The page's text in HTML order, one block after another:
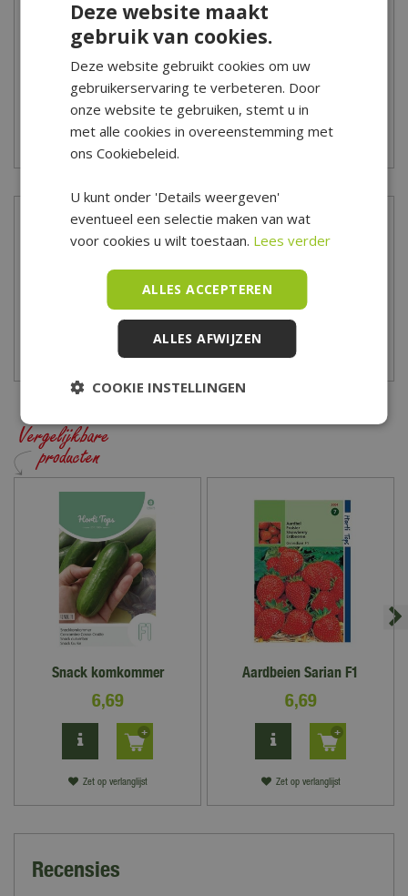
hierde veelgestelde vragen bekijken. Kom je er toch niet
uit? Dan kun je altijd contact opnemen met onze klantenservice
*Is alleen geldig op tuinsets, loungesets, tuinstoelen, tuintafels,
tuinbanken, ligbanken, parasols, parasolvoeten, tuinmeubel
beschermhoezen en barbecues.
Meer informatie
Zelf groente en kruiden kweken is helemaal de trend van nu! Zelf
kweken is helemaal niet moeilijk en kan op elk plekje in de tuin,
balkon of binnen. Creëer met de bloemzaden van De Boet een
mooi en vrolijk kleuren pallet in de tuin. Heb je advies nodig bij
in ons tuincentrum, onze tuindeskundige staan klaar om
het hart van Noord-Holland, centraal in een driehoek tussen
Hoorn, Schagen en Alkmaar.
Bekijk hier onze openingstijden
Lees meer
Snack komkommer
6,69
Zet op verlanglijst
Aardbeien Sarian F1
6,69
Zet op verlanglijst
Recensies
Deze website maakt
gebruik van cookies.
Deze website gebruikt cookies om uw
gebruikerservaring te verbeteren. Door
onze website te gebruiken, stemt u in
met alle cookies in overeenstemming met
ons Cookiebeleid.
U kunt onder 'Details weergeven'
eventueel een selectie maken van wat
voor cookies u wilt toestaan. Lees verder
ALLES ACCEPTEREN
ALLES AFWIJZEN
COOKIE INSTELLINGEN